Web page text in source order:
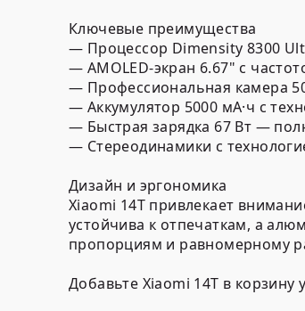
Ключевые преимущества
— Процессор Dimensity 8300
— AMOLED-экран 6.67" с
— Профессиональная камера
— Аккумулятор 5000 мА·ч с
— Быстрая зарядка 67 Вт —
— Стереодинамики с
Дизайн и эргономика
Xiaomi 14T привлекает
устойчива к отпечаткам, а
пропорциям и равномерному
Добавьте Xiaomi 14T в